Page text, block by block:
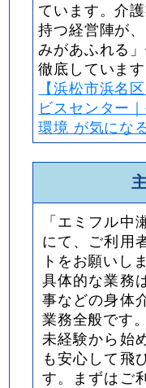
ています。介
持つ経営陣が
みがあふれる
徹底しています
【浜松市浜名
ビスセンター
環境 が気にな
「エミフル中
にて、ご利用
トをお願いし
具体的な業務
事などの身体
業務全般です。
未経験から始
も安心して飛
す。まずはご